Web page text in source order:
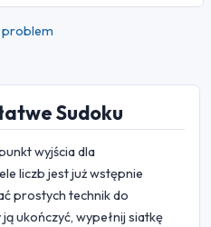
problem
Sudoku
wyjścia dla
liczb jest już wstępnie
prostych technik do
ukończyć, wypełnij siatkę